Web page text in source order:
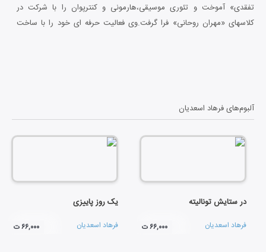
تفقدی» آموخت و تئوری موسیقی،هارمونی و کنترپوان را با شرکت در
کلاسهای «مهران روحانی» فرا گرفت.وی فعالیت حرفه ای خود را با ساخت
آلبوم‌هایفرهاد اسعدیان
در ستایش تونالیته
فرهاد اسعدیان ۶۶,۰۰۰ ت
یک روز پاییزی
فرهاد اسعدیان ۶۶,۰۰۰ ت